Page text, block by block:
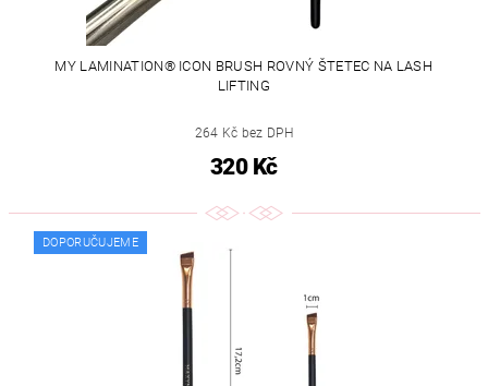
MY LAMINATION® ICON BRUSH ROVNÝ ŠTETEC NA LASH
LIFTING
264 Kč bez DPH
320 Kč
DOPORUČUJEME